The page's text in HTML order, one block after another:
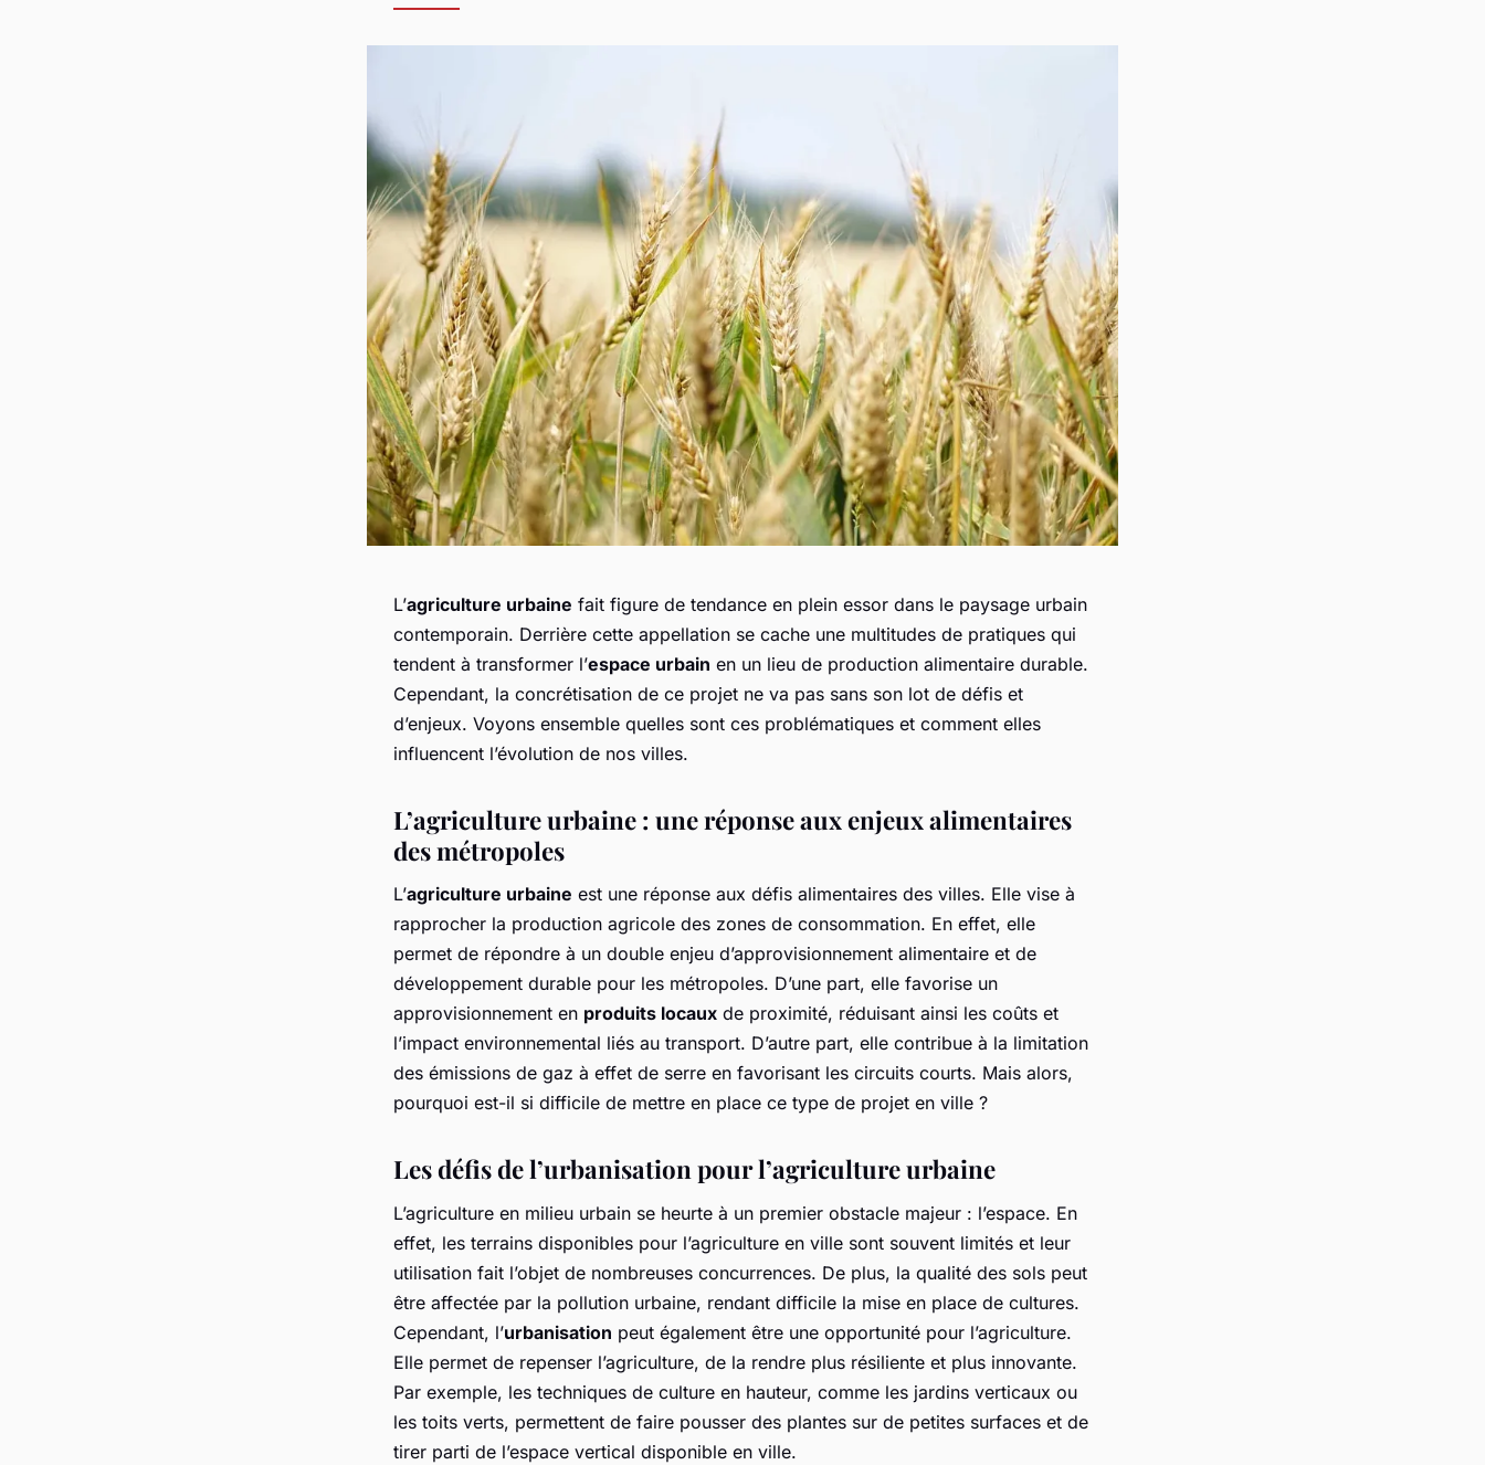
L’agriculture urbaine fait figure de tendance en plein essor dans le paysage urbain
contemporain. Derrière cette appellation se cache une multitudes de pratiques qui
tendent à transformer l’espace urbain en un lieu de production alimentaire durable.
Cependant, la concrétisation de ce projet ne va pas sans son lot de défis et
d’enjeux. Voyons ensemble quelles sont ces problématiques et comment elles
influencent l’évolution de nos villes.
L’agriculture urbaine : une réponse aux enjeux alimentaires
des métropoles
L’agriculture urbaine est une réponse aux défis alimentaires des villes. Elle vise à
rapprocher la production agricole des zones de consommation. En effet, elle
permet de répondre à un double enjeu d’approvisionnement alimentaire et de
développement durable pour les métropoles. D’une part, elle favorise un
approvisionnement en produits locaux de proximité, réduisant ainsi les coûts et
l’impact environnemental liés au transport. D’autre part, elle contribue à la limitation
des émissions de gaz à effet de serre en favorisant les circuits courts. Mais alors,
pourquoi est-il si difficile de mettre en place ce type de projet en ville ?
Les défis de l’urbanisation pour l’agriculture urbaine
L’agriculture en milieu urbain se heurte à un premier obstacle majeur : l’espace. En
effet, les terrains disponibles pour l’agriculture en ville sont souvent limités et leur
utilisation fait l’objet de nombreuses concurrences. De plus, la qualité des sols peut
être affectée par la pollution urbaine, rendant difficile la mise en place de cultures.
Cependant, l’urbanisation peut également être une opportunité pour l’agriculture.
Elle permet de repenser l’agriculture, de la rendre plus résiliente et plus innovante.
Par exemple, les techniques de culture en hauteur, comme les jardins verticaux ou
les toits verts, permettent de faire pousser des plantes sur de petites surfaces et de
tirer parti de l’espace vertical disponible en ville.